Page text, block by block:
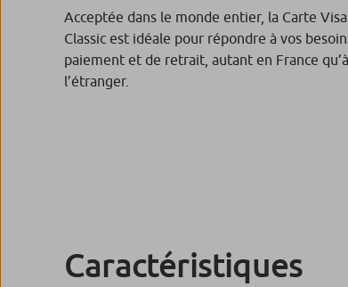
Acceptée dans le monde entier, la Carte Visa
Classic est idéale pour répondre à vos
paiement et de retrait, autant en France qu’à
l’étranger.
Caractéristiques